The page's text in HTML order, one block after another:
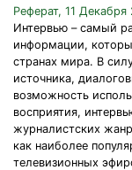
Реферат, 11 Декабря
Интервью – самый
информации,
странах мира. В
источника,
возможность
восприятия,
журналистских
как наиболее
телевизионных